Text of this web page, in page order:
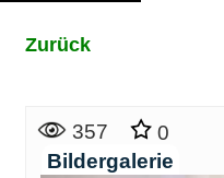
Zurück
357
0
Bildergalerie